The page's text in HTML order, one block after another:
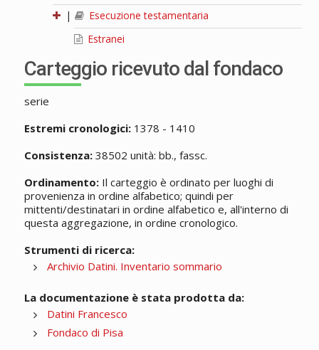
|
Esecuzione testamentaria
Estranei
Carteggio ricevuto dal fondaco
serie
Estremi cronologici:1378 - 1410
Consistenza:38502 unità: bb., fassc.
Ordinamento:Il carteggio è ordinato per luoghi di
provenienza in ordine alfabetico; quindi per
mittenti/destinatari in ordine alfabetico e, all'interno di
questa aggregazione, in ordine cronologico.
Strumenti di ricerca:
Archivio Datini. Inventario sommario
La documentazione è stata prodotta da:
Datini Francesco
Fondaco di Pisa